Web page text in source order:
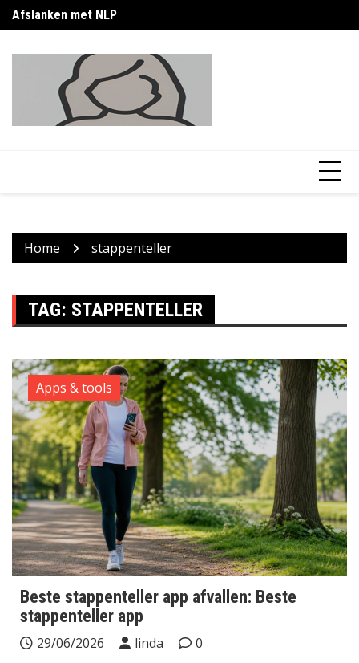
Skip
to
Afslanken met NLP
Home stappenteller
TAG: STAPPENTELLER
Apps & tools
Beste stappenteller app afvallen: Beste
stappenteller app
29/06/2026 linda
0